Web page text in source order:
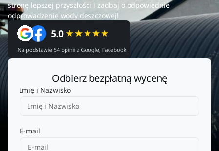
stronę lepszej przyszłości i zadbaj o odpowiednie
odprowadzenie wody deszczowej!
Odbierz bezpłatną wycenę
Imię i Nazwisko
E-mail